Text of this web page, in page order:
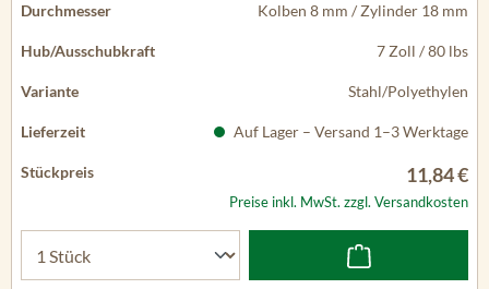
Kolben 8 mm / Zylinder 18 mm
7 Zoll / 80 lbs
Stahl/Polyethylen
Auf Lager – Versand 1–3 Werktage
11,84 €
Preise inkl. MwSt. zzgl. Versandkosten